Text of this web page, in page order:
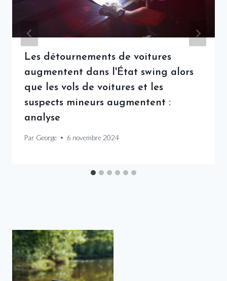
Les détournements de voitures
augmentent dans l'État swing alors
que les vols de voitures et les
suspects mineurs augmentent :
analyse
Par George 6 novembre 2024